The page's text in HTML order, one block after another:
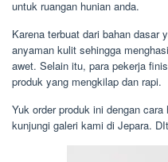
untuk ruangan hunian anda.
Karena terbuat dari bahan dasar
anyaman kulit sehingga
awet. Selain itu, para pekerja
produk yang mengkilap dan rapi.
Yuk order produk ini dengan
kunjungi galeri kami di Jepara.